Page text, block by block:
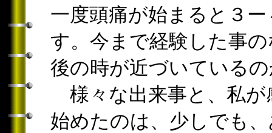
一度頭痛が始まると３
す。今まで経験した事
後の時が近づいている
様々な出来事と、私が
始めたのは、少しでも